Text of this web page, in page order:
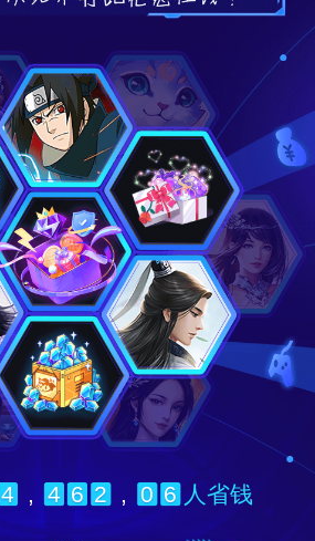
4 , 4 6 2 , 0 6 人省钱